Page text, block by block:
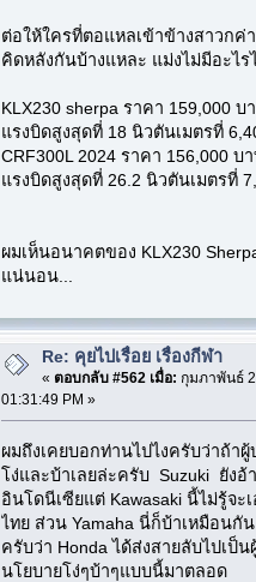
ต่อให้ใครที่ตอแหลเข้าข้างสาวกค่
คิดหลังกันบ้างแหละ แม่งไม่มีอะไร
KLX230 sherpa ราคา 159,000
แรงบิดสูงสุดที่ 18 นิวตันเมตรที่
CRF300L 2024 ราคา 156,000
แรงบิดสูงสุดที่ 26.2 นิวตันเมตรที่
ผมเห็นอนาคตของ KLX230
แน่นอน...
Re: คุยไปเรื่อย เรื่องกีฬา
« ตอบกลับ #562 เมื่อ: กุมภาพันธ์
01:31:49 PM »
ผมถึงเคยบอกท่านไปไงครับว่าถ้า
โง่และบ้าเลยล่ะครับ Suzuki ยังอ้
อินโดนีเซียแต่ Kawasaki นี้ไม่รู้จะ
ไทย ส่วน Yamaha นี่ก็บ้าเหมือนกั
ครับว่า Honda ได้ส่งสายลับไปเป็
นโยบายโง่ๆบ้าๆแบบนี้มาตลอด